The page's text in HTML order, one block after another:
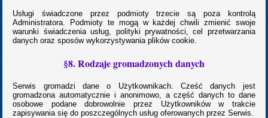
Usługi świadczone przez podmioty trzecie są poza kontrolą
Administratora. Podmioty te mogą w każdej chwili zmienić swoje
warunki świadczenia usług, polityki prywatności, cel przetwarzania
danych oraz sposów wykorzystywania plików cookie.
§8. Rodzaje gromadzonych danych
Serwis gromadzi dane o Użytkownikach. Cześć danych jest
gromadzona automatycznie i anonimowo, a część danych to dane
osobowe podane dobrowolnie przez Użytkowników w trakcie
zapisywania się do poszczególnych usług oferowanych przez Serwis.